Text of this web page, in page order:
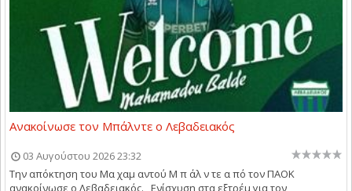
Ανακοίνωσε τον Μπάλντε ο Λεβαδειακός
03 Αυγούστου 2026 23:32
Την απόκτηση του Μα χαμ αντού Μ π άλ ν τε α πό τον ΠΑΟΚ
ανακοίνωσε ο Λεβαδειακός. Ενίσχυση στα εξτρέμ για τον